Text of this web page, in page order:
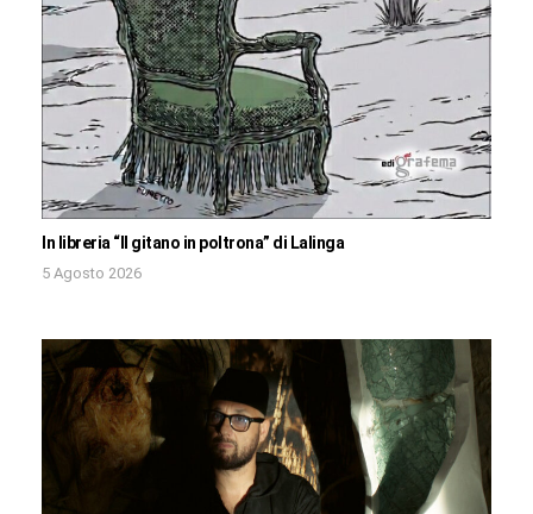
In libreria “Il gitano in poltrona” di Lalinga
5 Agosto 2026